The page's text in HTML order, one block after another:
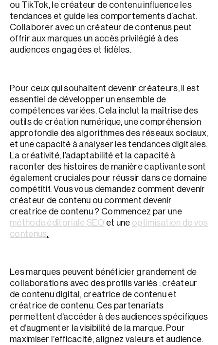
ou TikTok, le créateur de contenu influence les
tendances et guide les comportements d’achat.
Collaborer avec un créateur de contenus peut
offrir aux marques un accès privilégié à des
audiences engagées et fidèles.
Pour ceux qui souhaitent devenir créateurs, il est
essentiel de développer un ensemble de
compétences variées. Cela inclut la maîtrise des
outils de création numérique, une compréhension
approfondie des algorithmes des réseaux sociaux,
et une capacité à analyser les tendances digitales.
La créativité, l’adaptabilité et la capacité à
raconter des histoires de manière captivante sont
également cruciales pour réussir dans ce domaine
compétitif. Vous vous demandez comment devenir
créateur de contenu ou comment devenir
creatrice de contenu ? Commencez par une
méthode éditoriale SEO et une optimisation de vos
contenus.
Les marques peuvent bénéficier grandement de
collaborations avec des profils variés : créateur
de contenu digital, creatrice de contenu et
créatrice de contenu. Ces partenariats
permettent d’accéder à des audiences spécifiques
et d’augmenter la visibilité de la marque. Pour
maximiser l’efficacité, alignez valeurs et audience.